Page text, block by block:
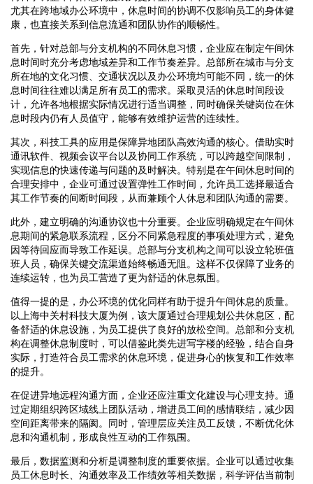
尤其在跨地域办公环境中，休息时间的协调不仅影响员工的身体健
康，也直接关系到信息流通和团队协作的顺畅性。
首先，针对总部与分支机构的不同休息习惯，企业应在制定午间休
息时间时充分考虑地域差异和工作节奏差异。总部所在城市与分支
所在地的文化习惯、交通状况以及办公环境均可能不同，统一的休
息时间往往难以满足所有员工的需求。采取灵活的休息时间段设
计，允许各地根据实际情况进行适当调整，同时确保关键岗位在休
息时段内仍有人员值守，能够有效维护运营的连续性。
其次，科技工具的应用是保障异地团队高效沟通的核心。借助实时
通讯软件、视频会议平台以及协同工作系统，可以跨越空间限制，
实现信息的快速传递与问题的及时解决。特别是在午间休息时间的
合理安排中，企业可通过设置弹性工作时间，允许员工选择最适合
其工作节奏的间断时间段，从而兼顾个人休息和团队沟通的需要。
此外，建立明确的沟通协议也十分重要。企业应明确规定在午间休
息期间的紧急联系流程，区分不同紧急程度的事项处理方式，避免
因等待回应而导致工作延误。总部与分支机构之间可以设立轮班值
班人员，确保关键交流渠道始终畅通无阻。这样不仅保障了业务的
连续运转，也为员工营造了更为舒适的休息氛围。
值得一提的是，办公环境的优化同样有助于提升午间休息的质量。
以上海中关村科技大厦为例，该大厦通过合理规划公共休息区，配
备舒适的休息设施，为员工提供了良好的放松空间。总部和分支机
构在调整休息制度时，可以借鉴此类先进写字楼的经验，结合自身
实际，打造符合员工需求的休息环境，促进身心的恢复和工作效率
的提升。
在促进异地远程沟通方面，企业还应注重文化建设与心理支持。通
过定期组织跨区域线上团队活动，增进员工间的感情联结，减少因
空间距离带来的隔阂。同时，管理层应关注员工反馈，不断优化休
息和沟通机制，形成良性互动的工作氛围。
最后，数据监测和分析是调整制度的重要依据。企业可以通过收集
员工休息时长、沟通效率及工作绩效等相关数据，科学评估当前制